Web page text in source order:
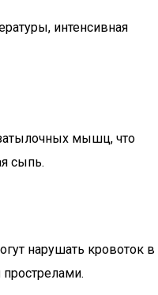
интенсивная
мышц, что
сыпь.
нарушать кровоток в